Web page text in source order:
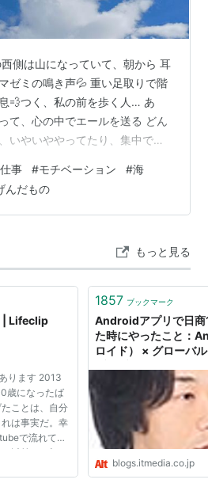
側は山になっていて、朝から 耳
ゼミの鳴き声💦 重い足取りで階
💨つく、私の前を歩く人… あ
て、心の中でエールを送る どん
いやいややってたり、集中でき
してきて、仕事というものの捉
ら、 仕事という海⛵があり、そ
体操をして、体を整え、 呼吸を
🌊 波が荒い時もあるし、穏やか
…
仕事 #モチベーション #海
んだもの
もっと見る
| Lifeclip
ります 2013
歳になったば
ことは、自分
は事実だ。幸
で流れてい
以前から顔と
Twitterでもつ
1857 ブックマーク
Androidアプリで日
た時にやったこと：
ロイド） × グローバ
blogs.itmedia.co.jp